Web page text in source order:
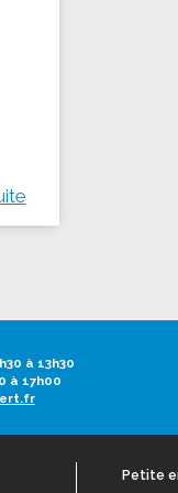
à 13h30
à 17h00
Petite